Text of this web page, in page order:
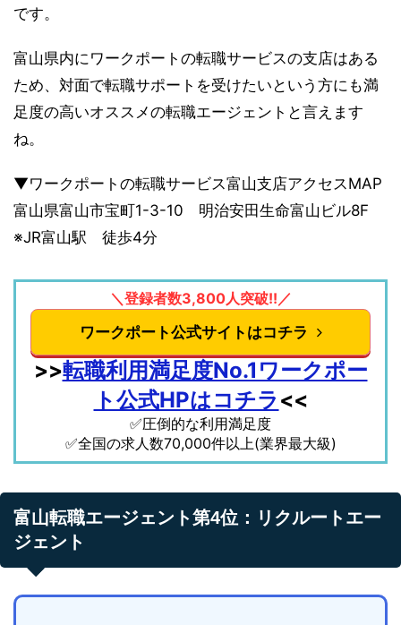
です。
富山県内にワークポートの転職サービスの支店はある
ため、対面で転職サポートを受けたいという方にも満
足度の高いオススメの転職エージェントと言えます
ね。
▼ワークポートの転職サービス富山支店アクセスMAP
富山県富山市宝町1-3-10 明治安田生命富山ビル8F
※JR富山駅 徒歩4分
＼登録者数3,800人突破!!／
ワークポート公式サイトはコチラ
>>転職利用満足度No.1ワークポー
ト公式HPはコチラ <<
✅圧倒的な利用満足度
✅全国の求人数70,000件以上(業界最大級)
富山転職エージェント第4位：リクルートエー
ジェント